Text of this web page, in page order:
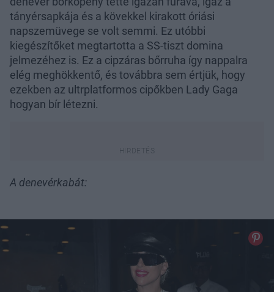
tányérsapkája és a kövekkel kirakott óriási
napszemüvege se volt semmi. Ez utóbbi
kiegészítőket megtartotta a SS-tiszt domina
jelmezéhez is. Ez a cipzáras bőrruha így nappalra
elég meghökkentő, és továbbra sem értjük, hogy
ezekben az ultrplatformos cipőkben Lady Gaga
hogyan bír létezni.
A denevérkabát: